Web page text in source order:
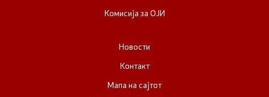
Комисија за ОЈИ
Новости
Контакт
Мапа на сајтот